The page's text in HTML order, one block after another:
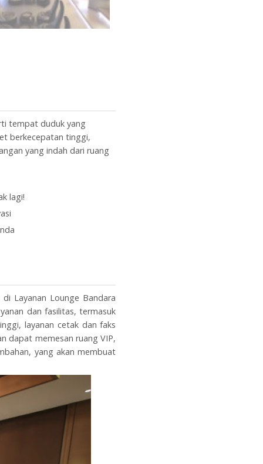
tempat duduk yang
berkecepatan tinggi,
yang indah dari ruang
lagi!
Layanan Lounge Bandara
dan fasilitas, termasuk
layanan cetak dan faks
dapat memesan ruang VIP,
yang akan membuat